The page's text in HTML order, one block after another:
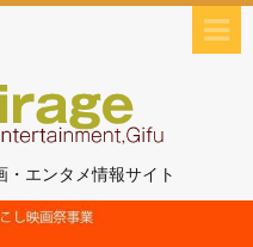
エンタメ情報サイト